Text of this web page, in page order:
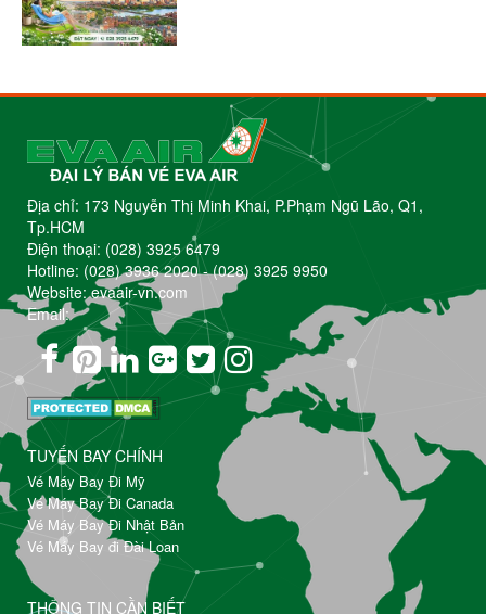
Địa chỉ: 173 Nguyễn Thị Minh Khai, P.Phạm Ngũ Lão, Q1,
Tp.HCM
Điện thoại: (028) 3925 6479
Hotline: (028) 3936 2020-(028) 3925 9950
Website: evaair-vn.com
Email:
TUYẾN BAY CHÍNH
Vé Máy Bay Đi Mỹ
Vé Máy Bay Đi Canada
Vé Máy Bay Đi Nhật Bản
Vé Máy Bay đi Đài Loan
THÔNG TIN CẦN BIẾT